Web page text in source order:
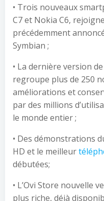
• Trois nouveaux
C7 et Nokia C6,
précédemment
Symbian ;
• La dernière version
regroupe plus de 250
améliorations et
par des millions
le monde entier ;
• Des démonstrations
HD et le meilleur
débutées;
• L’Ovi Store nouvelle
plus riche, déjà